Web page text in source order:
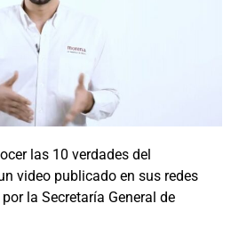
las 10 verdades del
video publicado en sus redes
la Secretaría General de